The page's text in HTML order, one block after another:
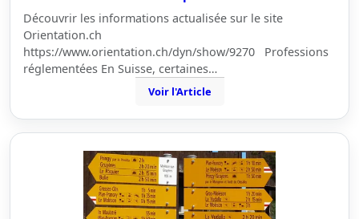
Découvrir les informations actualisée sur le site
Orientation.ch
https://www.orientation.ch/dyn/show/9270 Professions
réglementées En Suisse, certaines…
Voir l'Article